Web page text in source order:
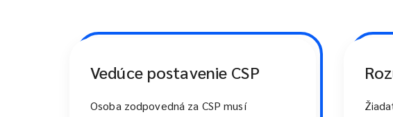
Vedúce postavenie CSP
Osoba zodpovedná za CSP musí